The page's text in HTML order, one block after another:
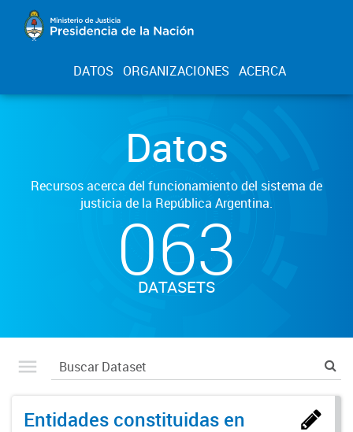
DATOS ORGANIZACIONES ACERCA
Datos
Recursos acerca del funcionamiento del sistema de
justicia de la República Argentina.
063
DATASETS
Entidades constituidas en